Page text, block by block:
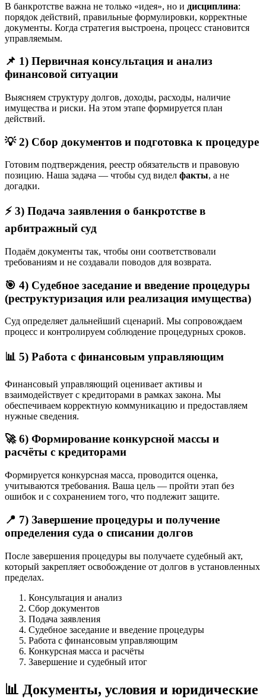
В банкротстве важна не только «идея», но и дисциплина:
порядок действий, правильные формулировки, корректные
документы. Когда стратегия выстроена, процесс становится
управляемым.
📌 1) Первичная консультация и анализ
финансовой ситуации
Выясняем структуру долгов, доходы, расходы, наличие
имущества и риски. На этом этапе формируется план
действий.
💡 2) Сбор документов и подготовка к процедуре
Готовим подтверждения, реестр обязательств и правовую
позицию. Наша задача — чтобы суд видел факты, а не
догадки.
⚡ 3) Подача заявления о банкротстве в
арбитражный суд
Подаём документы так, чтобы они соответствовали
требованиям и не создавали поводов для возврата.
🎯 4) Судебное заседание и введение процедуры
(реструктуризация или реализация имущества)
Суд определяет дальнейший сценарий. Мы сопровождаем
процесс и контролируем соблюдение процедурных сроков.
📊 5) Работа с финансовым управляющим
Финансовый управляющий оценивает активы и
взаимодействует с кредиторами в рамках закона. Мы
обеспечиваем корректную коммуникацию и предоставляем
нужные сведения.
🚀 6) Формирование конкурсной массы и
расчёты с кредиторами
Формируется конкурсная масса, проводится оценка,
учитываются требования. Ваша цель — пройти этап без
ошибок и с сохранением того, что подлежит защите.
📍 7) Завершение процедуры и получение
определения суда о списании долгов
После завершения процедуры вы получаете судебный акт,
который закрепляет освобождение от долгов в установленных
пределах.
Консультация и анализ
Сбор документов
Подача заявления
Судебное заседание и введение процедуры
Работа с финансовым управляющим
Конкурсная масса и расчёты
Завершение и судебный итог
📊 Документы, условия и юридические